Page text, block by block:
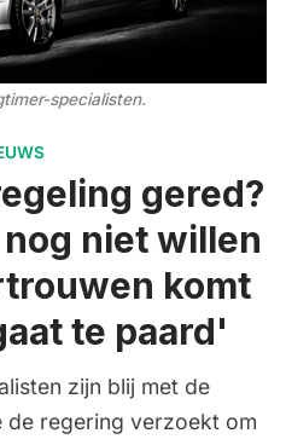
gered?
niet willen
komt
te paard'
zijn blij met de
de regering verzoekt om
specialisten.